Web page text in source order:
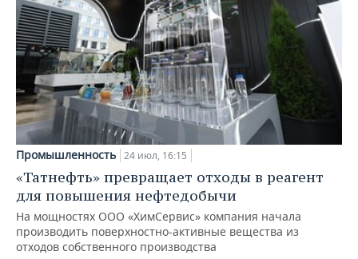
Промышленность 24 июл, 16:15
«Татнефть» превращает отходы в реагент
для повышения нефтедобычи
На мощностях ООО «ХимСервис» компания начала
производить поверхностно-активные вещества из
отходов собственного производства